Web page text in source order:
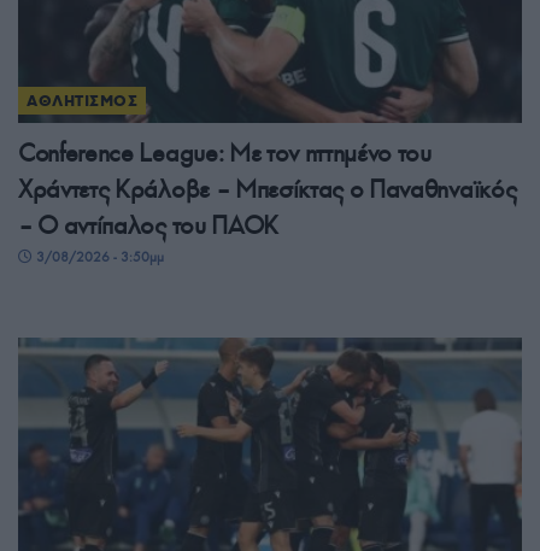
ΑΘΛΗΤΙΣΜΟΣ
Conference League: Με τον ηττημένο του
Χράντετς Κράλοβε – Μπεσίκτας ο Παναθηναϊκός
– Ο αντίπαλος του ΠΑΟΚ
3/08/2026 - 3:50μμ